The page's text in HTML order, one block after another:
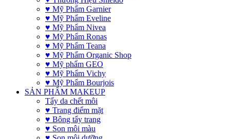
♥ Mỹ Phẩm Garnier
♥ Mỹ Phẩm Eveline
♥ Mỹ Phẩm Nivea
♥ Mỹ Phẩm Ronas
♥ Mỹ Phẩm Teana
♥ Mỹ Phẩm Organic Shop
♥ Mỹ phẩm GEO
♥ Mỹ Phẩm Vichy
♥ Mỹ Phẩm Bourjois
SẢN PHẨM MAKEUP
Tẩy da chết môi
♥ Trang điểm mặt
♥ Bông tẩy trang
♥ Son môi màu